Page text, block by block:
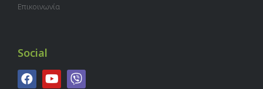
Επικοινωνία
Social